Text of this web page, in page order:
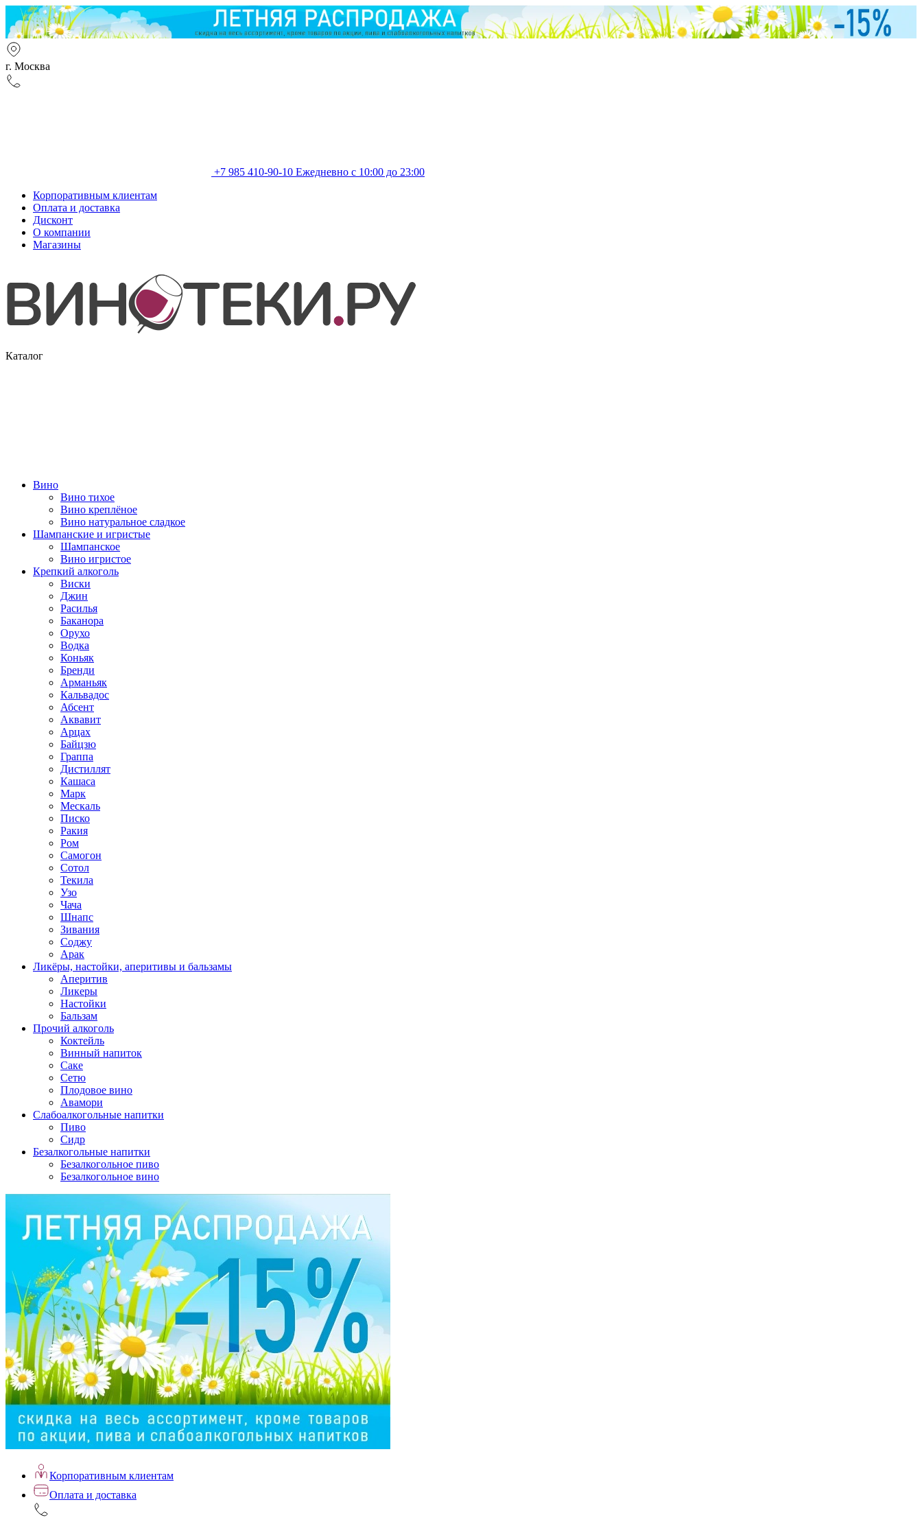
г. Москва
+7 985 410-90-10 Ежедневно с 10:00 до 23:00
Корпоративным клиентам
Оплата и доставка
Дисконт
О компании
Магазины
Каталог
Вино
Вино тихое
Вино креплёное
Вино натуральное сладкое
Шампанские и игристые
Шампанское
Вино игристое
Крепкий алкоголь
Виски
Джин
Расилья
Баканора
Орухо
Водка
Коньяк
Бренди
Арманьяк
Кальвадос
Абсент
Аквавит
Арцах
Байцзю
Граппа
Дистиллят
Кашаса
Марк
Мескаль
Писко
Ракия
Ром
Самогон
Сотол
Текила
Узо
Чача
Шнапс
Зивания
Соджу
Арак
Ликёры, настойки, аперитивы и бальзамы
Аперитив
Ликеры
Настойки
Бальзам
Прочий алкоголь
Коктейль
Винный напиток
Саке
Сетю
Плодовое вино
Авамори
Слабоалкогольные напитки
Пиво
Сидр
Безалкогольные напитки
Безалкогольное пиво
Безалкогольное вино
Корпоративным клиентам
Оплата и доставка